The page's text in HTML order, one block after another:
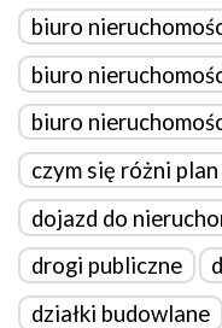
biuro
biuro
biuro
czym się różni
dojazd do
drogi publiczne
działki budowlane